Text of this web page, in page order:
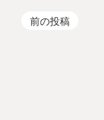
前の投稿